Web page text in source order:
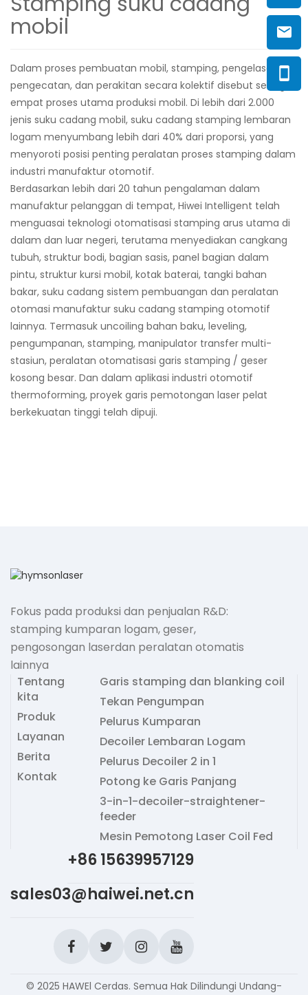
mobil
Dalam proses pembuatan mobil, stamping, pengelasan,
pengecatan, dan perakitan secara kolektif disebut sebagai
empat proses utama produksi mobil. Di lebih dari 2.000
jenis suku cadang mobil, suku cadang stamping lembaran
logam menyumbang lebih dari 40% dari proporsi, yang
menyoroti posisi penting peralatan proses stamping dalam
industri manufaktur otomotif.
Berdasarkan lebih dari 20 tahun pengalaman dalam
manufaktur pelanggan di tempat, Hiwei Intelligent telah
menguasai teknologi otomatisasi stamping arus utama di
dalam dan luar negeri, terutama menyediakan cangkang
tubuh, struktur bodi, bagian sasis, panel bagian dalam
pintu, struktur kursi mobil, kotak baterai, tangki bahan
bakar, suku cadang sistem pembuangan dan peralatan
otomasi manufaktur suku cadang stamping otomotif
lainnya. Termasuk uncoiling bahan baku, leveling,
pengumpanan, stamping, manipulator transfer multi-
stasiun, peralatan otomatisasi garis stamping / geser
kosong besar. Dan dalam aplikasi industri otomotif
thermoforming, proyek garis pemotongan laser pelat
berkekuatan tinggi telah dipuji.
Fokus pada produksi dan penjualan R&D:
stamping kumparan logam, geser,
pengosongan laserdan peralatan otomatis
lainnya
Tentang
kita
Produk
Layanan
Berita
Kontak
Garis stamping dan blanking coil
Tekan Pengumpan
Pelurus Kumparan
Decoiler Lembaran Logam
Pelurus Decoiler 2 in 1
Potong ke Garis Panjang
3-in-1-decoiler-straightener-
feeder
Mesin Pemotong Laser Coil Fed
+86 15639957129
sales03@haiwei.net.cn
© 2025 HAWEl Cerdas. Semua Hak Dilindungi Undang-